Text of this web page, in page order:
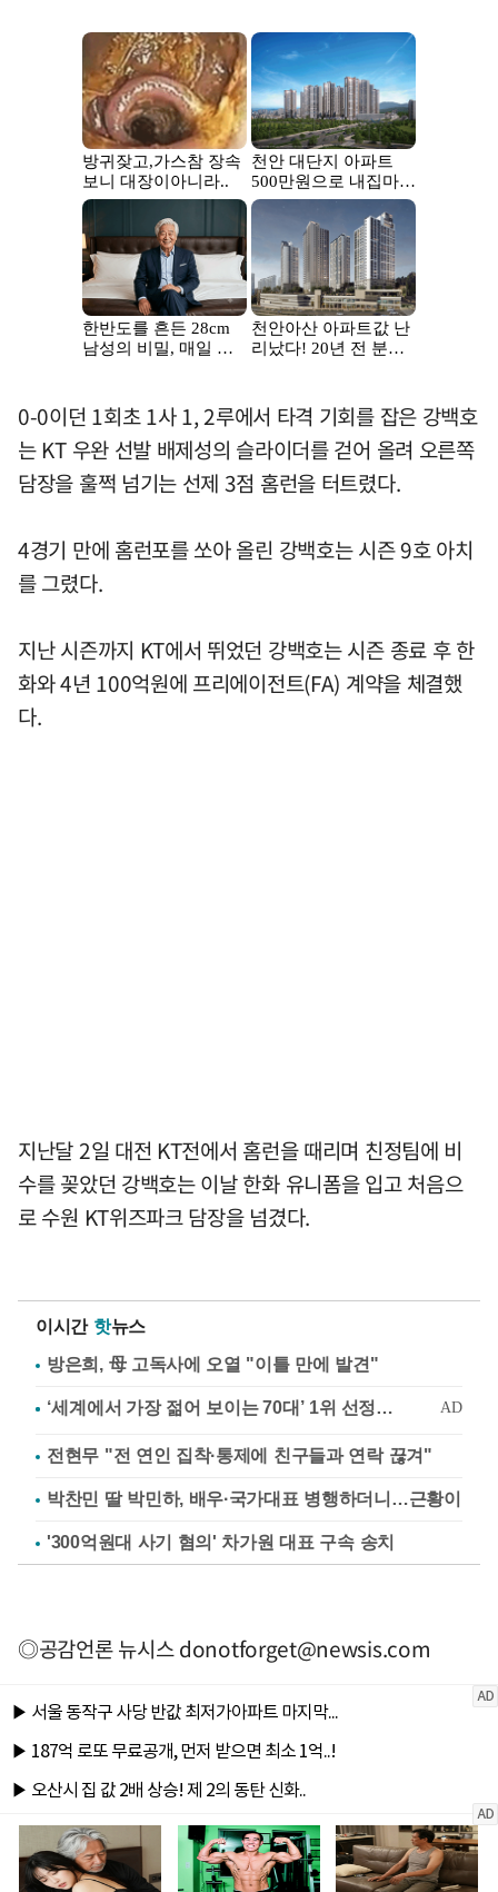
0-0이던 1회초 1사 1, 2루에서 타격 기회를 잡은 강백호
는 KT 우완 선발 배제성의 슬라이더를 걷어 올려 오른쪽
담장을 훌쩍 넘기는 선제 3점 홈런을 터트렸다.
4경기 만에 홈런포를 쏘아 올린 강백호는 시즌 9호 아치
를 그렸다.
지난 시즌까지 KT에서 뛰었던 강백호는 시즌 종료 후 한
화와 4년 100억원에 프리에이전트(FA) 계약을 체결했
다.
지난달 2일 대전 KT전에서 홈런을 때리며 친정팀에 비
수를 꽂았던 강백호는 이날 한화 유니폼을 입고 처음으
로 수원 KT위즈파크 담장을 넘겼다.
이시간 핫뉴스
방은희, 母 고독사에 오열 "이틀 만에 발견"
전현무 "전 연인 집착·통제에 친구들과 연락 끊겨"
박찬민 딸 박민하, 배우·국가대표 병행하더니…근황이
'300억원대 사기 혐의' 차가원 대표 구속 송치
◎공감언론 뉴시스donotforget@newsis.com